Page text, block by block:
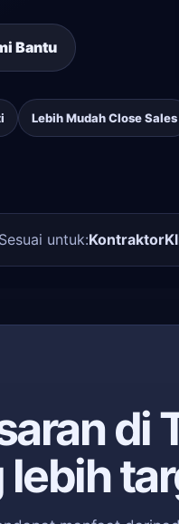
Bantu
Lebih Mudah Close Sales
Sesuai untuk:Kontraktor
di